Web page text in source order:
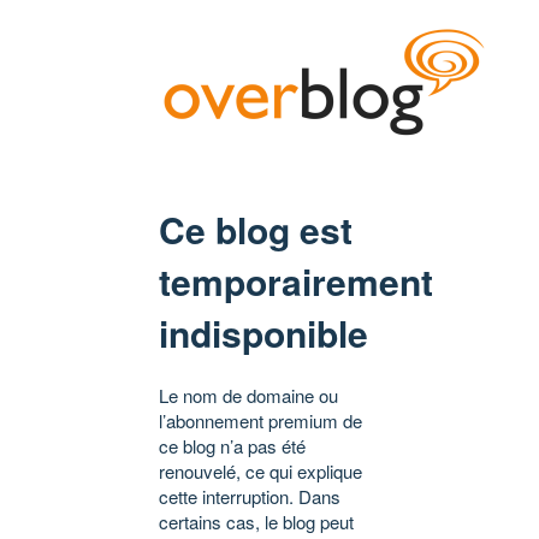
Ce blog est
temporairement
indisponible
Le nom de domaine ou
l’abonnement premium de
ce blog n’a pas été
renouvelé, ce qui explique
cette interruption. Dans
certains cas, le blog peut